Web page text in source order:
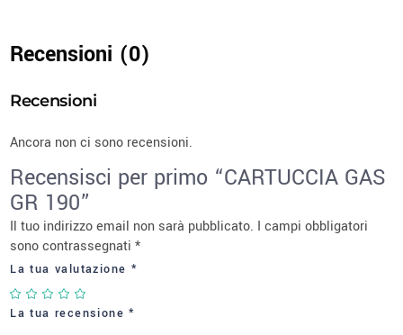
Recensioni (0)
Recensioni
Ancora non ci sono recensioni.
Recensisci per primo “CARTUCCIA GAS
GR 190”
Il tuo indirizzo email non sarà pubblicato. I campi obbligatori
sono contrassegnati*
La tua valutazione *
La tua recensione*